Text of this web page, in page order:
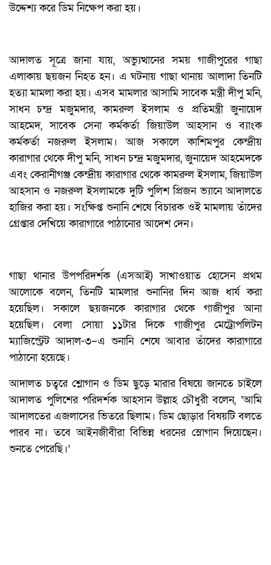
উদ্দেশ্য করে ডিম নিক্ষেপ করা হয়।
আদালত সূত্রে জানা যায়, অভ্যুত্থানের সময় গাজীপুরের গাছা
এলাকায় ছয়জন নিহত হন। এ ঘটনায় গাছা থানায় আলাদা তিনটি
হত্যা মামলা করা হয়। এসব মামলার আসামি সাবেক মন্ত্রী দীপু মনি,
সাধন চন্দ্র মজুমদার, কামরুল ইসলাম ও প্রতিমন্ত্রী জুনায়েদ
আহমেদ, সাবেক সেনা কর্মকর্তা জিয়াউল আহসান ও ব্যাংক
কর্মকর্তা নজরুল ইসলাম। আজ সকালে কাশিমপুর কেন্দ্রীয়
কারাগার থেকে দীপু মনি, সাধন চন্দ্র মজুমদার, জুনায়েদ আহমেদকে
এবং কেরানীগঞ্জ কেন্দ্রীয় কারাগার থেকে কামরুল ইসলাম, জিয়াউল
আহসান ও নজরুল ইসলামকে দুটি পুলিশ প্রিজন ভ্যানে আদালতে
হাজির করা হয়। সংক্ষিপ্ত শুনানি শেষে বিচারক ওই মামলায় তাঁদের
গ্রেপ্তার দেখিয়ে কারাগারে পাঠানোর আদেশ দেন।
গাছা থানার উপপরিদর্শক (এসআই) সাখাওয়াত হোসেন প্রথম
আলোকে বলেন, তিনটি মামলার শুনানির দিন আজ ধার্য করা
হয়েছিল। সকালে ছয়জনকে কারাগার থেকে গাজীপুর আনা
হয়েছিল। বেলা সোয়া ১১টার দিকে গাজীপুর মেট্রোপলিটন
ম্যাজিস্ট্রেট আদাল-৩–এ শুনানি শেষে আবার তাঁদের কারাগারে
পাঠানো হয়েছে।
আদালত চত্বরে শ্লোগান ও ডিম ছুড়ে মারার বিষয়ে জানতে চাইলে
আদালত পুলিশের পরিদর্শক আহসান উল্লাহ চৌধুরী বলেন, ‘আমি
আদালতের এজলাসের ভিতরে ছিলাম। ডিম ছোড়ার বিষয়টি বলতে
পারব না। তবে আইনজীবীরা বিভিন্ন ধরনের স্লোগান দিয়েছেন।
শুনতে পেরেছি।’